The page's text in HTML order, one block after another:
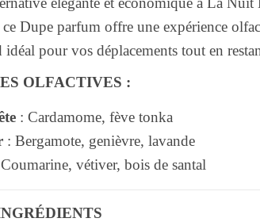
Dupe parfum offre une expérience
pour vos déplacements tout en
OLFACTIVES :
: Cardamome, fève tonka
: Bergamote, genièvre, lavande
vétiver, bois de santal